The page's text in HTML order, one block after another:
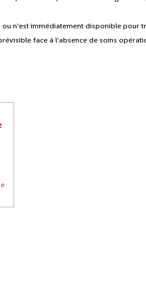
n'est immédiatement disponible pour
face à l'absence de soins